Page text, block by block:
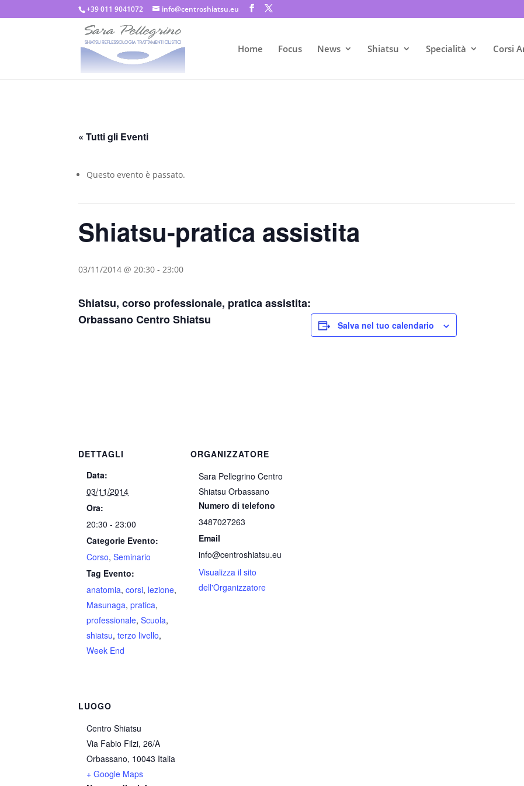
+39 011 9041072 info@centroshiatsu.eu
Home Focus News Shiatsu Specialità Corsi
« Tutti gli Eventi
Questo evento è passato.
Shiatsu-pratica assistita
03/11/2014 @ 20:30 -23:00
Shiatsu, corso professionale, pratica assistita:
Orbassano Centro Shiatsu
Salva nel tuo calendario
DETTAGLI
Data:
03/11/2014
Ora:
20:30 - 23:00
Categorie Evento:
Corso,Seminario
Tag Evento:
anatomia,corsi, lezione,
Masunaga,pratica,
professionale,Scuola,
shiatsu,terzo livello,
Week End
ORGANIZZATORE
Sara Pellegrino Centro
Shiatsu Orbassano
Numero di telefono
3487027263
Email
info@centroshiatsu.eu
Visualizza il sito
dell'Organizzatore
LUOGO
Centro Shiatsu
Via Fabio Filzi, 26/A
Orbassano, 10043 Italia
+ Google Maps